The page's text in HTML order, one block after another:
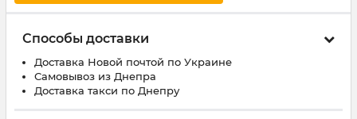
Способы доставки
Доставка Новой почтой по Украине
Самовывоз из Днепра
Доставка такси по Днепру